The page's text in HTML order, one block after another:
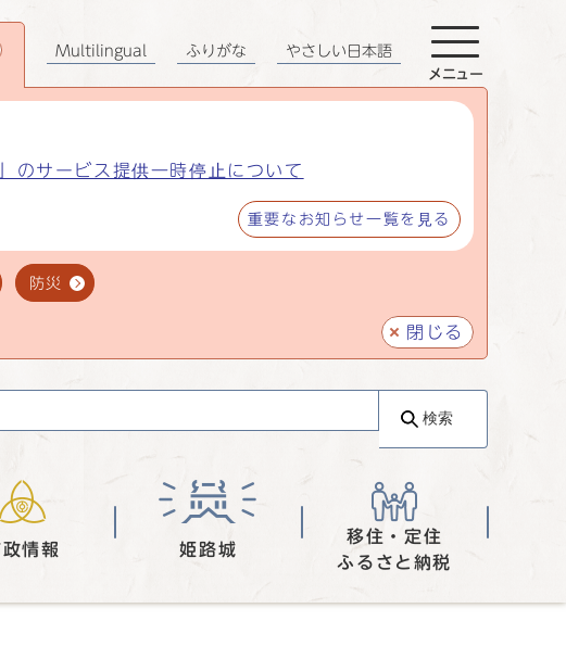
のサービス提供一時停止について
重要なお知らせ一覧を見る
防災
閉じる
Multilingual ふりがな やさしい日本語
メニュー
検索
情報 姫路城
移住・定住
ふるさと納税